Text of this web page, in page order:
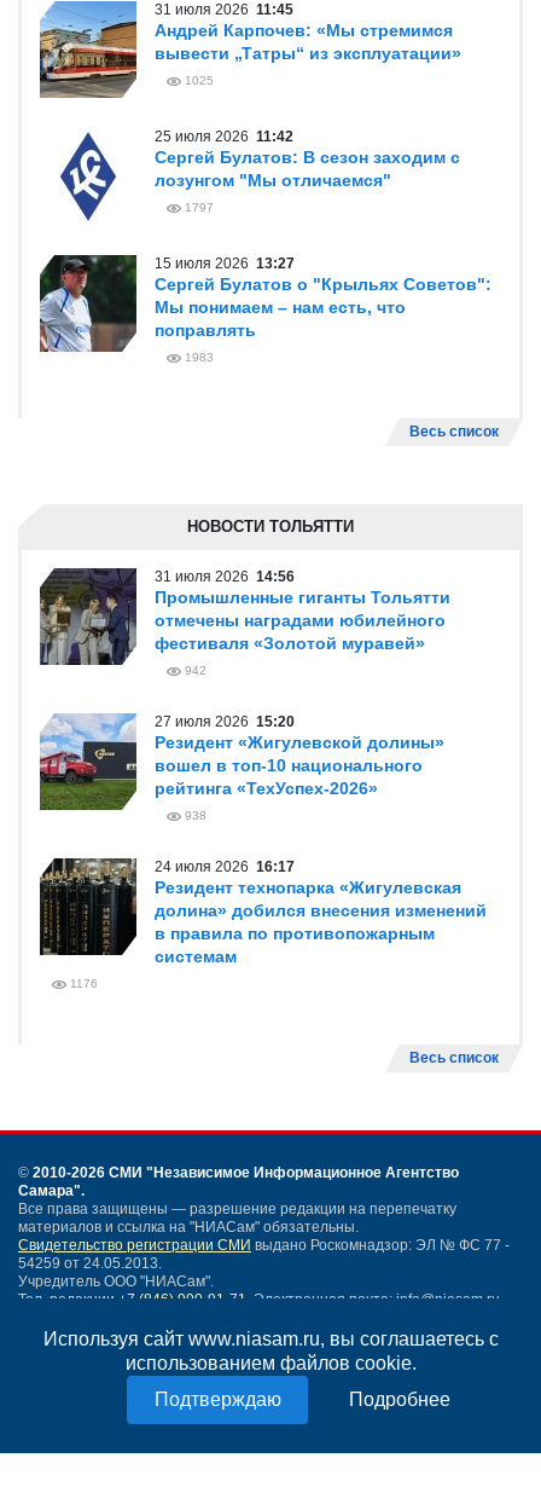
Используя сайт www.niasam.ru, вы соглашаетесь с
использованием файлов cookie.
Подробнее
31 июля 2026 11:45
Андрей Карпочев: «Мы стремимся
вывести „Татры“ из эксплуатации»
1025
25 июля 2026 11:42
Сергей Булатов: В сезон заходим с
лозунгом "Мы отличаемся"
1797
15 июля 2026 13:27
Сергей Булатов о "Крыльях Советов":
Мы понимаем – нам есть, что
поправлять
1983
Весь список
НОВОСТИ ТОЛЬЯТТИ
31 июля 2026 14:56
Промышленные гиганты Тольятти
отмечены наградами юбилейного
фестиваля «Золотой муравей»
942
27 июля 2026 15:20
Резидент «Жигулевской долины»
вошел в топ-10 национального
рейтинга «ТехУспех-2026»
938
24 июля 2026 16:17
Резидент технопарка «Жигулевская
долина» добился внесения изменений
в правила по противопожарным
системам
1176
Весь список
© 2010-2026 СМИ "Независимое Информационное Агентство
Самара".
Все права защищены — разрешение редакции на перепечатку
материалов и ссылка на "НИАСам" обязательны.
Свидетельство регистрации СМИ выдано Роскомнадзор: ЭЛ № ФС 77 -
54259 от 24.05.2013.
Учредитель ООО "НИАСам".
Тел. редакции +7 (846) 990-91-71. Электронная почта: info@niasam.ru
Написать письмо
Политика конфиденциальности
18+